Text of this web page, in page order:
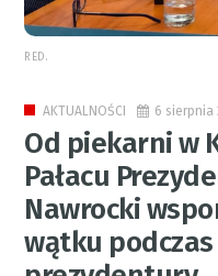
RED.
AKTUALNOŚCI 6 sierpnia
Od piekarni w
Pałacu
Nawrocki
wątku